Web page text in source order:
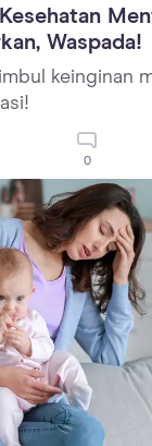
Waspada!
keinginan
0